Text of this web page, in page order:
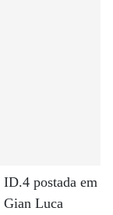
postada em
Gian Luca